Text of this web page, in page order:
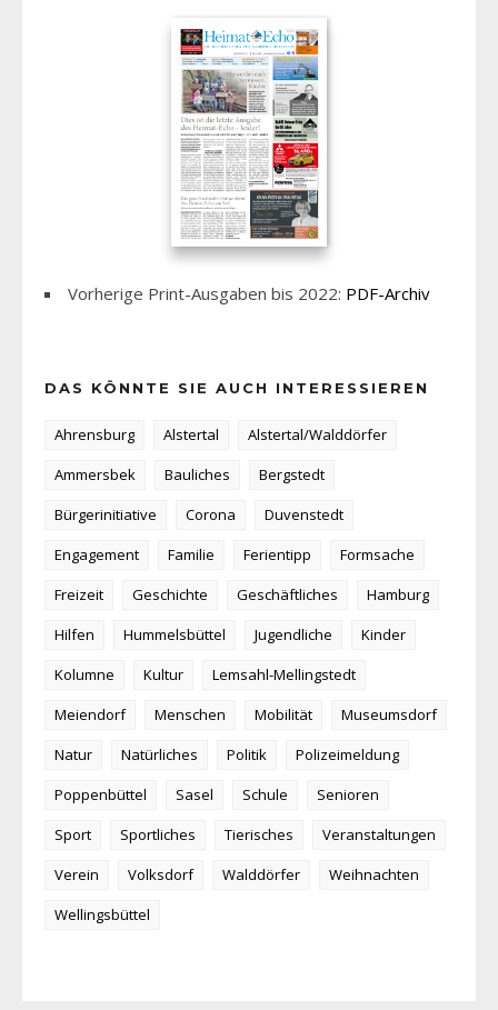
Vorherige Print-Ausgaben bis 2022: PDF-Archiv
DAS KÖNNTE SIE AUCH INTERESSIEREN
Ahrensburg Alstertal
Alstertal/Walddörfer
Ammersbek
Bauliches
Bergstedt
Bürgerinitiative
Corona
Duvenstedt
Engagement
Familie Ferientipp
Formsache
Freizeit
Geschichte Geschäftliches
Hamburg
Hilfen
Hummelsbüttel Jugendliche
Kinder
Kolumne
Kultur
Lemsahl-Mellingstedt
Meiendorf
Menschen Mobilität
Museumsdorf
Natur
Natürliches Politik
Polizeimeldung
Poppenbüttel
Sasel Schule
Senioren
Sport
Sportliches Tierisches
Veranstaltungen
Verein
Volksdorf Walddörfer
Weihnachten
Wellingsbüttel